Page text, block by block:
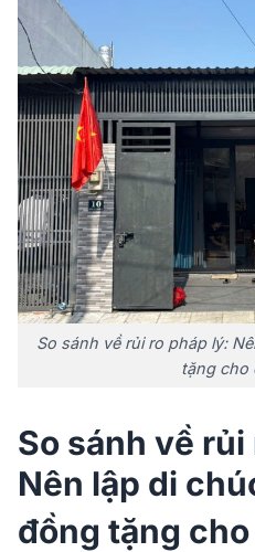
So sánh về rủi ro pháp lý:
tặng cho
So sánh về
Nên lập di
đồng tặng